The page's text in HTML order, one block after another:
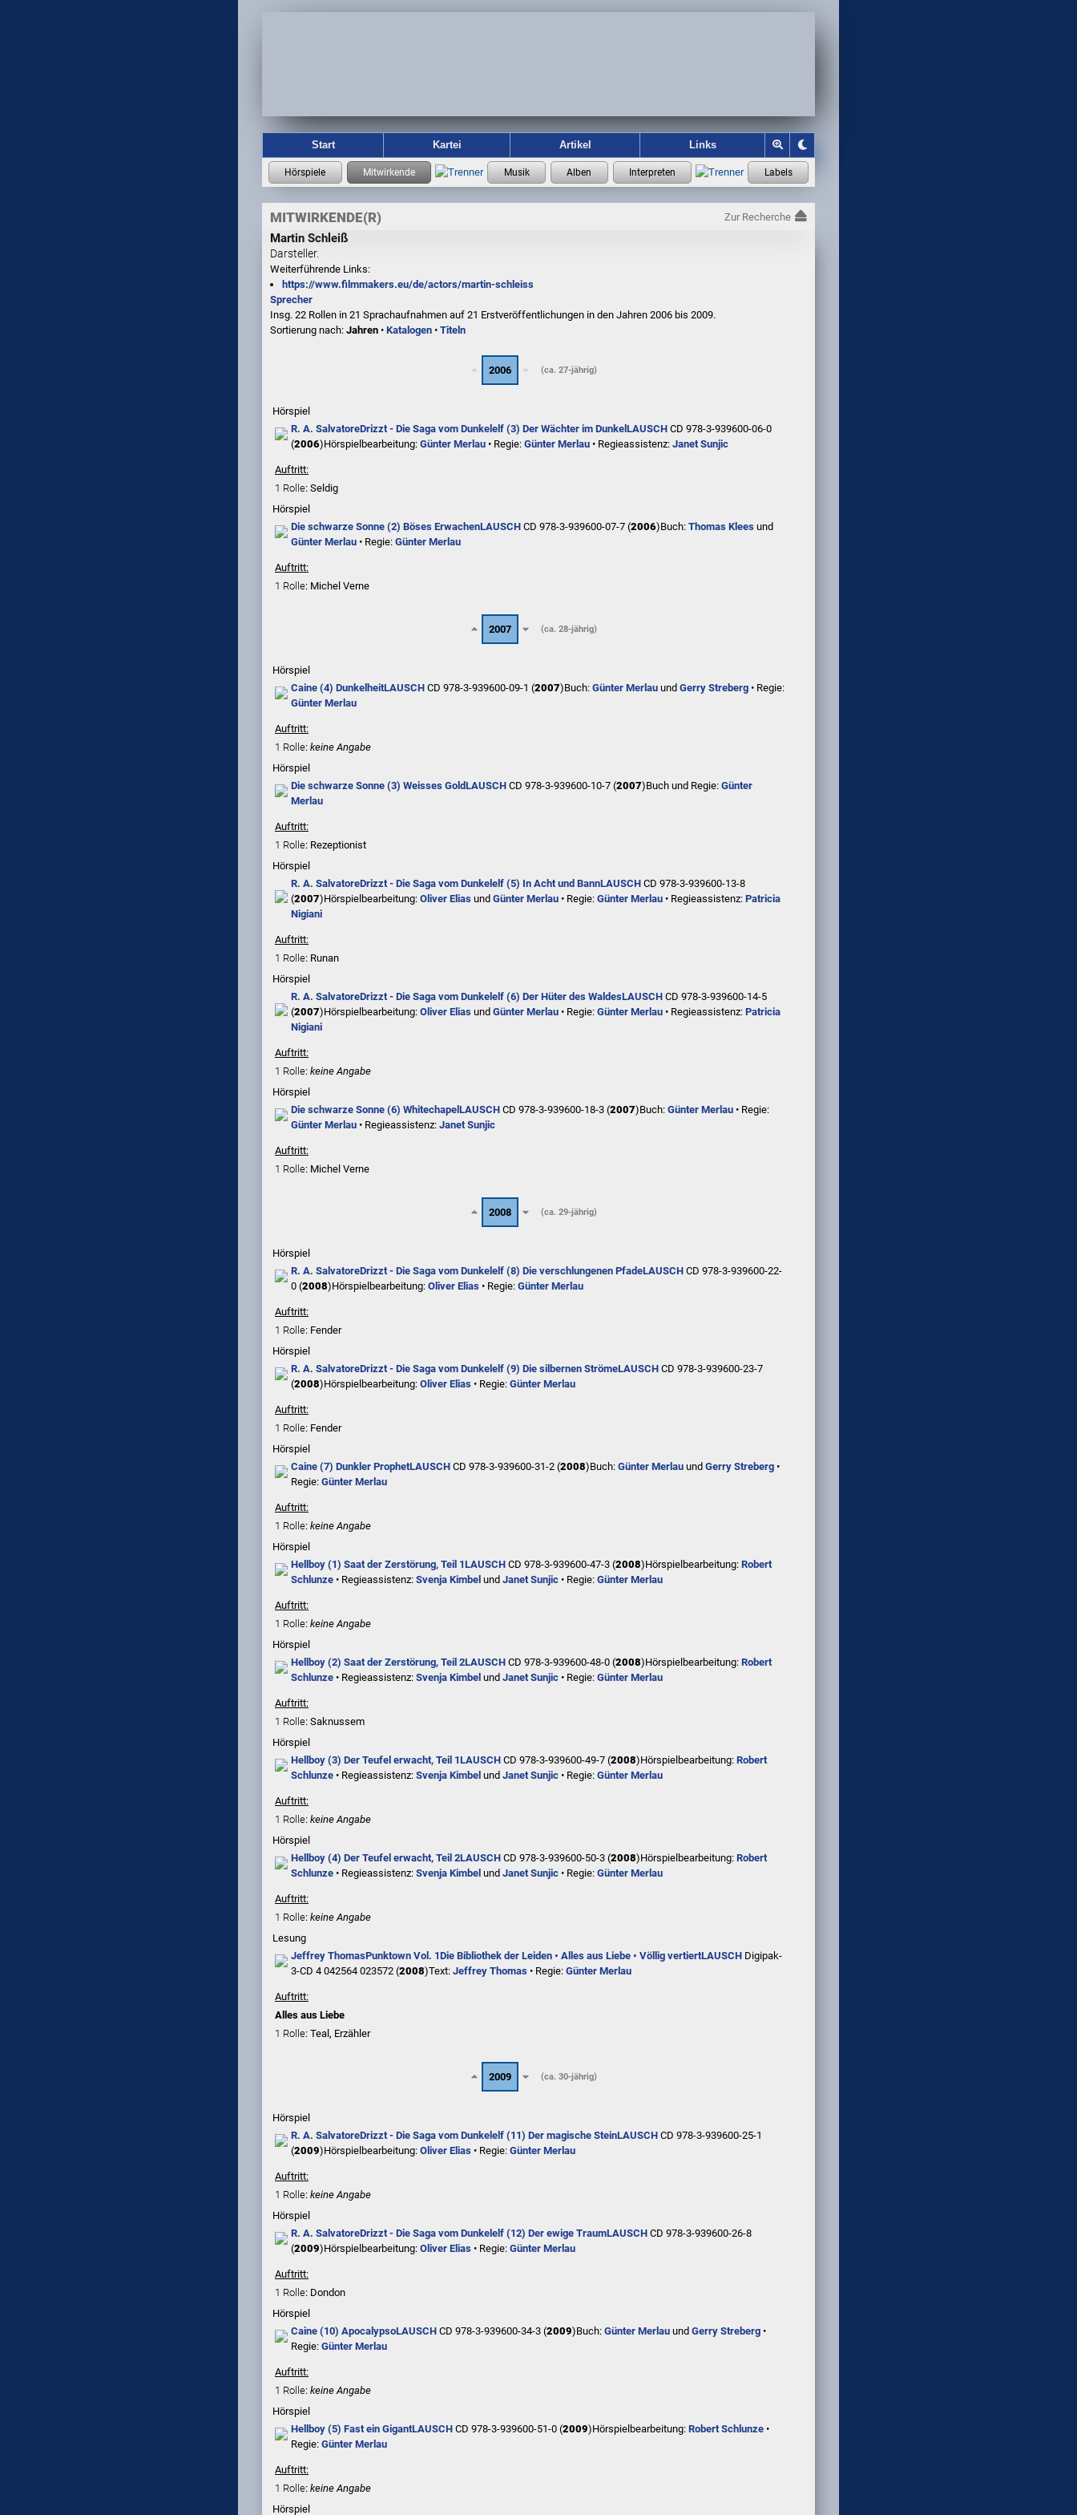
Start Kartei Artikel Links
MITWIRKENDE(R) Zur Recherche
Martin Schleiß
Darsteller.
Weiterführende Links:
https://www.filmmakers.eu/de/actors/martin-schleiss
Sprecher
Insg. 22 Rollen in 21 Sprachaufnahmen auf 21 Erstveröffentlichungen in den Jahren 2006 bis 2009.
Sortierung nach: Jahren • Katalogen • Titeln
2006 (ca. 27-jährig)
Hörspiel
R. A. SalvatoreDrizzt - Die Saga vom Dunkelelf (3) Der Wächter im Dunkel LAUSCH CD 978-3-939600-06-0
(2006)Hörspielbearbeitung: Günter Merlau • Regie: Günter Merlau • Regieassistenz: Janet Sunjic
Auftritt:
1 Rolle: Seldig
Hörspiel
Die schwarze Sonne (2) Böses ErwachenLAUSCH CD 978-3-939600-07-7 (2006)Buch: Thomas Klees und
Günter Merlau • Regie: Günter Merlau
Auftritt:
1 Rolle: Michel Verne
2007 (ca. 28-jährig)
Hörspiel
Caine (4) DunkelheitLAUSCH CD 978-3-939600-09-1 (2007)Buch: Günter Merlau und Gerry Streberg • Regie:
Günter Merlau
Auftritt:
1 Rolle: keine Angabe
Hörspiel
Die schwarze Sonne (3) Weisses GoldLAUSCH CD 978-3-939600-10-7 (2007)Buch und Regie: Günter
Merlau
Auftritt:
1 Rolle: Rezeptionist
Hörspiel
R. A. SalvatoreDrizzt - Die Saga vom Dunkelelf (5) In Acht und BannLAUSCH CD 978-3-939600-13-8
(2007)Hörspielbearbeitung: Oliver Elias und Günter Merlau • Regie: Günter Merlau • Regieassistenz: Patricia
Nigiani
Auftritt:
1 Rolle: Runan
Hörspiel
R. A. SalvatoreDrizzt - Die Saga vom Dunkelelf (6) Der Hüter des WaldesLAUSCH CD 978-3-939600-14-5
(2007)Hörspielbearbeitung: Oliver Elias und Günter Merlau • Regie: Günter Merlau • Regieassistenz: Patricia
Nigiani
Auftritt:
1 Rolle: keine Angabe
Hörspiel
Die schwarze Sonne (6) Whitechapel LAUSCH CD 978-3-939600-18-3 (2007)Buch: Günter Merlau • Regie:
Günter Merlau • Regieassistenz: Janet Sunjic
Auftritt:
1 Rolle: Michel Verne
2008 (ca. 29-jährig)
Hörspiel
R. A. SalvatoreDrizzt - Die Saga vom Dunkelelf (8) Die verschlungenen PfadeLAUSCH CD 978-3-939600-22-
0 (2008)Hörspielbearbeitung: Oliver Elias • Regie: Günter Merlau
Auftritt:
1 Rolle: Fender
Hörspiel
R. A. SalvatoreDrizzt - Die Saga vom Dunkelelf (9) Die silbernen StrömeLAUSCH CD 978-3-939600-23-7
(2008)Hörspielbearbeitung: Oliver Elias • Regie: Günter Merlau
Auftritt:
1 Rolle: Fender
Hörspiel
Caine (7) Dunkler ProphetLAUSCH CD 978-3-939600-31-2 (2008)Buch: Günter Merlau und Gerry Streberg •
Regie: Günter Merlau
Auftritt:
1 Rolle: keine Angabe
Hörspiel
Hellboy (1) Saat der Zerstörung, Teil 1LAUSCH CD 978-3-939600-47-3 (2008)Hörspielbearbeitung: Robert
Schlunze • Regieassistenz: Svenja Kimbel und Janet Sunjic • Regie: Günter Merlau
Auftritt:
1 Rolle: keine Angabe
Hörspiel
Hellboy (2) Saat der Zerstörung, Teil 2LAUSCH CD 978-3-939600-48-0 (2008)Hörspielbearbeitung: Robert
Schlunze • Regieassistenz: Svenja Kimbel und Janet Sunjic • Regie: Günter Merlau
Auftritt:
1 Rolle: Saknussem
Hörspiel
Hellboy (3) Der Teufel erwacht, Teil 1LAUSCH CD 978-3-939600-49-7 (2008)Hörspielbearbeitung: Robert
Schlunze • Regieassistenz: Svenja Kimbel und Janet Sunjic • Regie: Günter Merlau
Auftritt:
1 Rolle: keine Angabe
Hörspiel
Hellboy (4) Der Teufel erwacht, Teil 2LAUSCH CD 978-3-939600-50-3 (2008)Hörspielbearbeitung: Robert
Schlunze • Regieassistenz: Svenja Kimbel und Janet Sunjic • Regie: Günter Merlau
Auftritt:
1 Rolle: keine Angabe
Lesung
Jeffrey ThomasPunktown Vol. 1Die Bibliothek der Leiden • Alles aus Liebe • Völlig vertiertLAUSCH Digipak-
3-CD 4 042564 023572 (2008)Text: Jeffrey Thomas • Regie: Günter Merlau
Auftritt:
Alles aus Liebe
1 Rolle: Teal, Erzähler
2009 (ca. 30-jährig)
Hörspiel
R. A. SalvatoreDrizzt - Die Saga vom Dunkelelf (11) Der magische SteinLAUSCH CD 978-3-939600-25-1
(2009)Hörspielbearbeitung: Oliver Elias • Regie: Günter Merlau
Auftritt:
1 Rolle: keine Angabe
Hörspiel
R. A. SalvatoreDrizzt - Die Saga vom Dunkelelf (12) Der ewige TraumLAUSCH CD 978-3-939600-26-8
(2009)Hörspielbearbeitung: Oliver Elias • Regie: Günter Merlau
Auftritt:
1 Rolle: Dondon
Hörspiel
Caine (10) ApocalypsoLAUSCH CD 978-3-939600-34-3 (2009)Buch: Günter Merlau und Gerry Streberg •
Regie: Günter Merlau
Auftritt:
1 Rolle: keine Angabe
Hörspiel
Hellboy (5) Fast ein GigantLAUSCH CD 978-3-939600-51-0 (2009)Hörspielbearbeitung: Robert Schlunze •
Regie: Günter Merlau
Auftritt:
1 Rolle: keine Angabe
Hörspiel